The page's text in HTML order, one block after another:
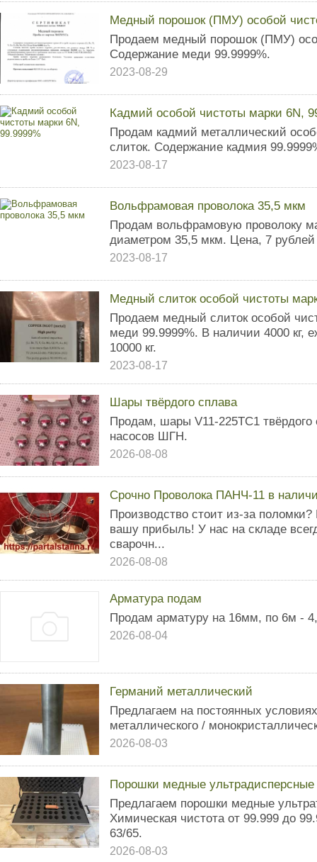
Медный порошок (ПМУ) особой
Продаем медный порошок (ПМУ)
Содержание меди 99.9999%.
2023-08-29
Кадмий особой чистоты марки 6N,
Продам кадмий металлический
слиток. Содержание кадмия
2023-08-17
Вольфрамовая проволока 35,5 мкм
Продам вольфрамовую проволоку
диаметром 35,5 мкм. Цена, 7 рублей
2023-08-17
Медный слиток особой чистоты
Продаем медный слиток особой
меди 99.9999%. В наличии 4000 кг,
10000 кг.
2023-08-17
Шары твёрдого сплава
Продам, шары V11-225ТС1 твёрдого
насосов ШГН.
2026-08-08
Срочно Проволока ПАНЧ-11 в
Производство стоит из-за
вашу прибыль! У нас на складе
сварочн...
2026-08-08
Арматура подам
Продам арматуру на 16мм, по 6м -
2026-08-04
Германий металлический
Предлагаем на постоянных
металлического /
2026-08-03
Порошки медные ультрадисперсные
Предлагаем порошки медные
Химическая чистота от 99.999 до
63/65.
2026-08-03